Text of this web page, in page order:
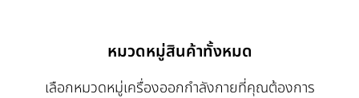
หมวดหมู่สินค้าทั้งหมด
เลือกหมวดหมู่เครื่องออกกำลังกายที่คุณต้องการ